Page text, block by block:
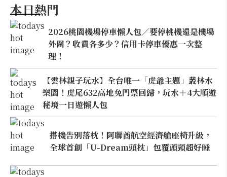
本日熱門
2026桃園機場停車懶人包／要停桃機還是機場
外圍？收費各多少？信用卡停車優惠一次整
理！
【雲林親子玩水】全台唯一「虎爺主題」叢林水
樂園！虎尾632高地免門票回歸，玩水＋4大順遊
秘境一日遊懶人包
搭機告別落枕！阿聯酋航空經濟艙座椅升級，
全球首創「U-Dream頭枕」包覆頭頸超好睡